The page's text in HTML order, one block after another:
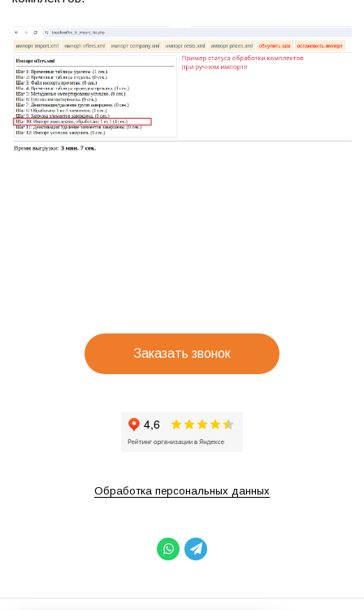
Заказать звонок
Обработка персональных данных